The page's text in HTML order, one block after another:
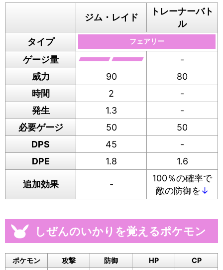
ジム・レイド
トレーナーバト
ル
タイプ
フェアリー
ゲージ量
-
威力
90
80
時間
2
-
発生
1.3
-
必要ゲージ
50
50
DPS
45
-
DPE
1.8 1.6
追加効果 -
100％の確率で
敵の防御を ↓
しぜんのいかりを覚えるポケモン
ポケモン 攻撃 防御 HP CP